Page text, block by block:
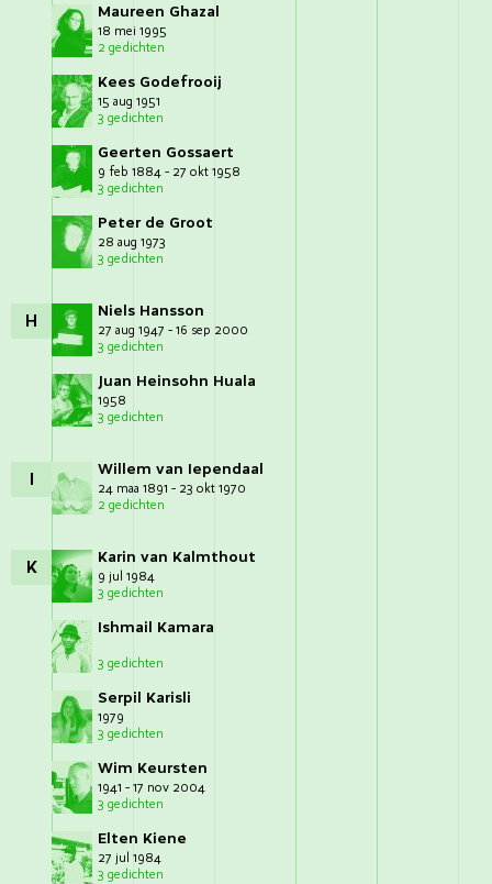
Maureen Ghazal
18 mei 1995
2 gedichten
Kees Godefrooij
15 aug 1951
3 gedichten
Geerten Gossaert
9 feb 1884 - 27 okt 1958
3 gedichten
Peter de Groot
28 aug 1973
3 gedichten
H Niels Hansson
27 aug 1947 - 16 sep 2000
3 gedichten
Juan Heinsohn Huala
1958
3 gedichten
I Willem van Iependaal
24 maa 1891 - 23 okt 1970
2 gedichten
K Karin van Kalmthout
9 jul 1984
3 gedichten
Ishmail Kamara
3 gedichten
Serpil Karisli
1979
3 gedichten
Wim Keursten
1941 - 17 nov 2004
3 gedichten
Elten Kiene
27 jul 1984
3 gedichten